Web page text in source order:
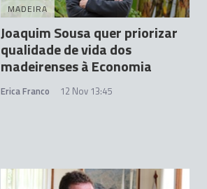
MADEIRA
Joaquim Sousa quer priorizar
qualidade de vida dos
madeirenses à Economia
Erica Franco 12 Nov 13:45